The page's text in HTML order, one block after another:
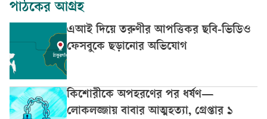
পাঠকের আগ্রহ
এআই দিয়ে তরুণীর আপত্তিকর ছবি-ভিডিও
ফেসবুকে ছড়ানোর অভিযোগ
কিশোরীকে অপহরণের পর ধর্ষণ—
লোকলজ্জায় বাবার আত্মহত্যা, গ্রেপ্তার ১